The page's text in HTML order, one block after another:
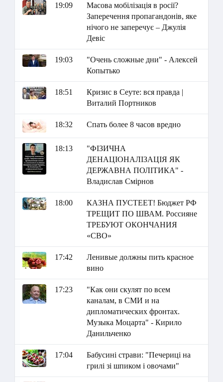
19:09
Масова мобілізація в росії?
Заперечення пропагандонів, яке
нічого не заперечує – Джулія
Девіс
19:03
"Очень сложные дни" - Алексей
Копытько
18:51
Кризис в Сеуте: вся правда |
Виталий Портников
18:32 Спать более 8 часов вредно
18:13
"ФІЗИЧНА
ДЕНАЦІОНАЛІЗАЦІЯ ЯК
ДЕРЖАВНА ПОЛІТИКА" -
Владислав Смірнов
18:00
КАЗНА ПУСТЕЕТ! Бюджет РФ
ТРЕЩИТ ПО ШВАМ. Россияне
ТРЕБУЮТ ОКОНЧАНИЯ
«СВО»
17:42
Ленивые должны пить красное
вино
17:23
"Как они скулят по всем
каналам, в СМИ и на
дипломатических фронтах.
Музыка Моцарта" - Кирило
Данильченко
17:04
Бабусині страви: "Печериці на
грилі зі шпиком і овочами"